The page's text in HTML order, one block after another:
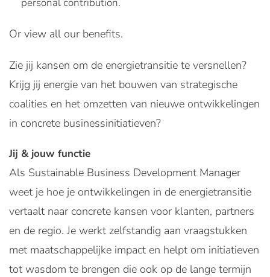
Or view all our benefits.
Zie jij kansen om de energietransitie te versnellen?
Krijg jij energie van het bouwen van strategische
coalities en het omzetten van nieuwe ontwikkelingen
in concrete businessinitiatieven?
Jij & jouw functie
Als Sustainable Business Development Manager
weet je hoe je ontwikkelingen in de energietransitie
vertaalt naar concrete kansen voor klanten, partners
en de regio. Je werkt zelfstandig aan vraagstukken
met maatschappelijke impact en helpt om initiatieven
tot wasdom te brengen die ook op de lange termijn